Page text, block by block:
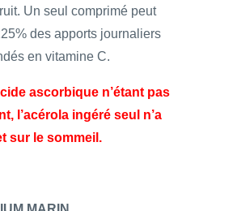
Un seul comprimé peut
des apports journaliers
en vitamine C.
ascorbique n’étant pas
l’acérola ingéré seul n’a
sur le sommeil.